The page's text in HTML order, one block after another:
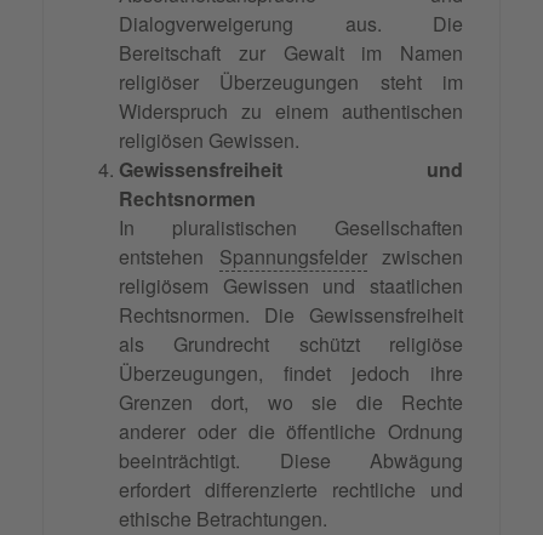
Dialogverweigerung aus. Die
Bereitschaft zur Gewalt im Namen
religiöser Überzeugungen steht im
Widerspruch zu einem authentischen
religiösen Gewissen.
Gewissensfreiheit und
Rechtsnormen
In pluralistischen Gesellschaften
entstehen Spannungsfelderzwischen
religiösem Gewissen und staatlichen
Rechtsnormen. Die Gewissensfreiheit
als Grundrecht schützt religiöse
Überzeugungen, findet jedoch ihre
Grenzen dort, wo sie die Rechte
anderer oder die öffentliche Ordnung
beeinträchtigt. Diese Abwägung
erfordert differenzierte rechtliche und
ethische Betrachtungen.